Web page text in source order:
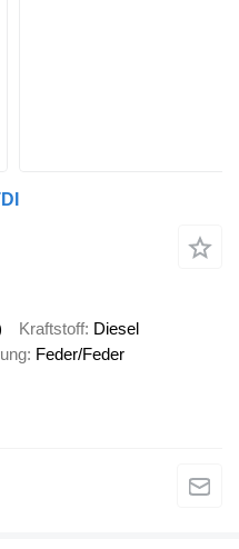
Kraftstoff Diesel
Feder/Feder